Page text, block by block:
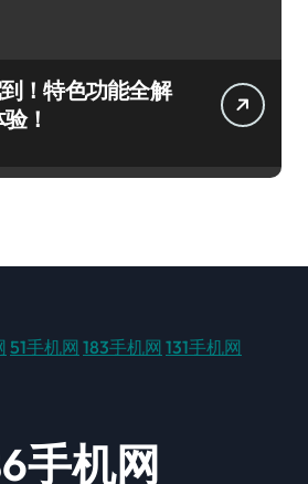
！特色功能全解
！
51手机网 183手机网 131手机网
手机网